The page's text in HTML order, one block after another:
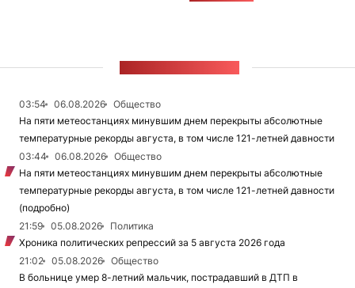
03:54 06.08.2026
Общество
На пяти метеостанциях минувшим днем перекрыты абсолютные
температурные рекорды августа, в том числе 121-летней давности
03:44
06.08.2026
Общество
На пяти метеостанциях минувшим днем перекрыты абсолютные
температурные рекорды августа, в том числе 121-летней давности
(подробно)
21:59
05.08.2026
Политика
Хроника политических репрессий за 5 августа 2026 года
21:02
05.08.2026
Общество
В больнице умер 8-летний мальчик, пострадавший в ДТП в